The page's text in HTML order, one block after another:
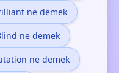
ne demek
ne demek
ne demek